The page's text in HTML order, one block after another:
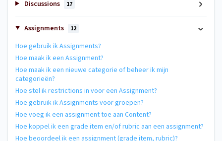
Discussions 17
Assignments 12
Hoe gebruik ik Assignments?
Hoe maak ik een Assignment?
Hoe maak ik een nieuwe categorie of beheer ik mijn
categorieën?
Hoe stel ik restrictions in voor een Assignment?
Hoe gebruik ik Assignments voor groepen?
Hoe voeg ik een assignment toe aan Content?
Hoe koppel ik een grade item en/of rubric aan een assignment?
Hoe beoordeel ik een assignment (grade item, rubric)?